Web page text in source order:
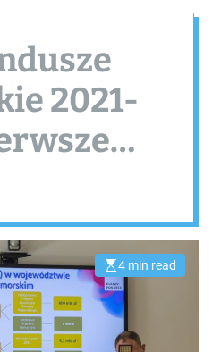
2021-
E
t
4 min read